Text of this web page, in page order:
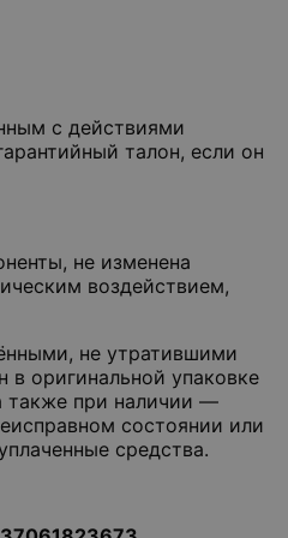
с действиями
талон, если он
не изменена
воздействием,
не утратившими
оригинальной упаковке
также при наличии —
состоянии или
средства.